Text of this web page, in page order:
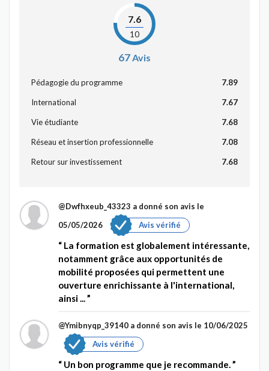
7.6
10
67Avis
Pédagogie du programme 7.89
International 7.67
Vie étudiante 7.68
Réseau et insertion professionnelle 7.08
Retour sur investissement 7.68
@Dwfhxeub_43323 a donné son avis le
05/05/2026
Avis vérifié
La formation est globalement intéressante,
notamment grâce aux opportunités de
mobilité proposées qui permettent une
ouverture enrichissante à l'international,
ainsi ...
@Ymibnyqp_39140 a donné son avis le 10/06/2025
Avis vérifié
Un bon programme que je recommande.